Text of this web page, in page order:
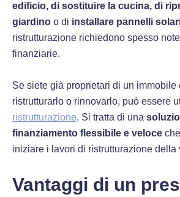
edificio, di sostituire la cucina, di
giardino o di installare pannelli
ristrutturazione richiedono spesso
finanziarie.
Se siete già proprietari di un immobile
ristrutturarlo o rinnovarlo, può essere
ristrutturazione. Si tratta di una
finanziamento flessibile e veloce
iniziare i lavori di ristrutturazione della
Vantaggi di un